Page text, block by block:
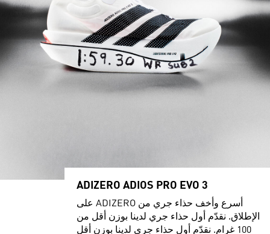
ADIZERO ADIOS PRO EVO 3
أسرع وأخف حذاء جري من ADIZERO على
الإطلاق. نقدّم أول حذاء جري لدينا بوزن أقل من
100 غرام. نقدّم أول حذاء جري لدينا بوزن أقل